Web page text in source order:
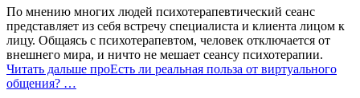
По мнению многих людей психотерапевтический сеанс
представляет из себя встречу специалиста и клиента лицом к
лицу. Общаясь с психотерапевтом, человек отключается от
внешнего мира, и ничто не мешает сеансу психотерапии.
Читать дальше проЕсть ли реальная польза от виртуального
общения? …